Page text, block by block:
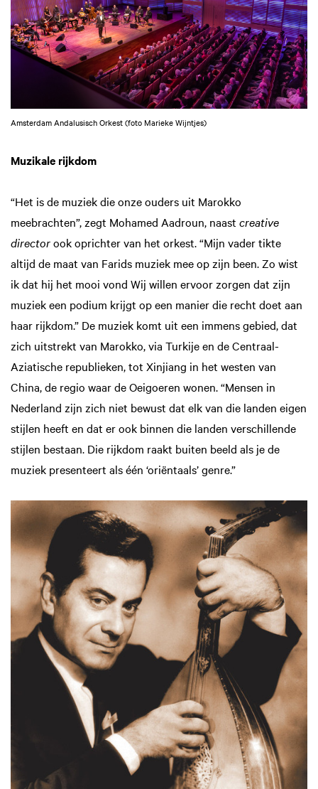
Amsterdam Andalusisch Orkest (foto Marieke Wijntjes)
Muzikale rijkdom
“Het is de muziek die onze ouders uit Marokko
meebrachten”, zegt Mohamed Aadroun, naast creative
directorook oprichter van het orkest. “Mijn vader tikte
altijd de maat van Farids muziek mee op zijn been. Zo wist
ik dat hij het mooi vond Wij willen ervoor zorgen dat zijn
muziek een podium krijgt op een manier die recht doet aan
haar rijkdom.” De muziek komt uit een immens gebied, dat
zich uitstrekt van Marokko, via Turkije en de Centraal-
Aziatische republieken, tot Xinjiang in het westen van
China, de regio waar de Oeigoeren wonen. “Mensen in
Nederland zijn zich niet bewust dat elk van die landen eigen
stijlen heeft en dat er ook binnen die landen verschillende
stijlen bestaan. Die rijkdom raakt buiten beeld als je de
muziek presenteert als één ‘oriëntaals’ genre.”